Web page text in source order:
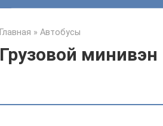
Главная » Автобусы
Грузовой минивэн